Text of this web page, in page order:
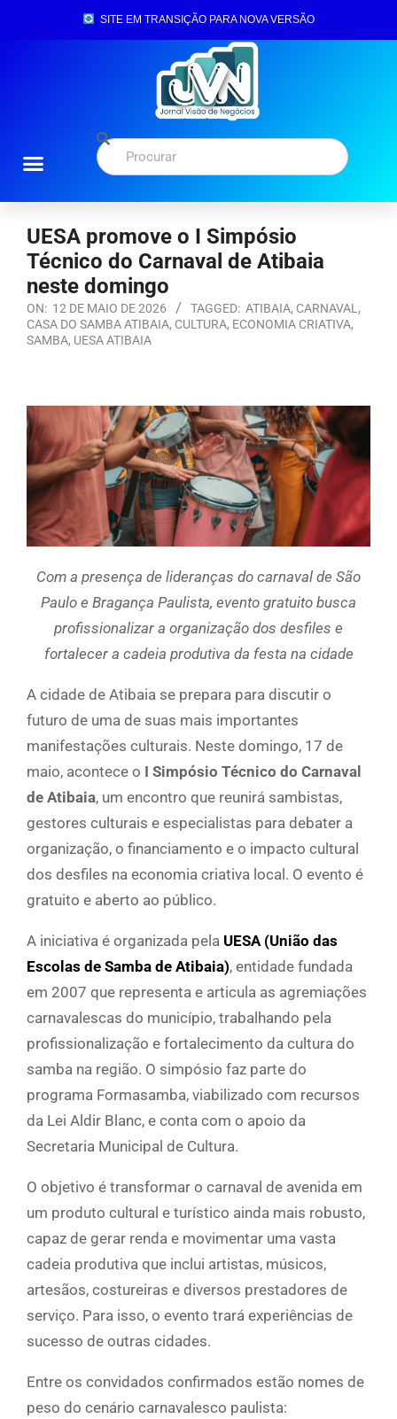
SITE EM TRANSIÇÃO PARA NOVA VERSÃO
UESA promove o I Simpósio
Técnico do Carnaval de Atibaia
neste domingo
ON: 12 DE MAIO DE 2026 TAGGED: ATIBAIA, CARNAVAL ,
CASA DO SAMBA ATIBAIA, CULTURA, ECONOMIA CRIATIVA,
SAMBA, UESA ATIBAIA
Com a presença de lideranças do carnaval de São
Paulo e Bragança Paulista, evento gratuito busca
profissionalizar a organização dos desfiles e
fortalecer a cadeia produtiva da festa na cidade
A cidade de Atibaia se prepara para discutir o
futuro de uma de suas mais importantes
manifestações culturais. Neste domingo, 17 de
maio, acontece o I Simpósio Técnico do Carnaval
de Atibaia, um encontro que reunirá sambistas,
gestores culturais e especialistas para debater a
organização, o financiamento e o impacto cultural
dos desfiles na economia criativa local. O evento é
gratuito e aberto ao público.
A iniciativa é organizada pela UESA (União das
Escolas de Samba de Atibaia), entidade fundada
em 2007 que representa e articula as agremiações
carnavalescas do município, trabalhando pela
profissionalização e fortalecimento da cultura do
samba na região. O simpósio faz parte do
programa Formasamba, viabilizado com recursos
da Lei Aldir Blanc, e conta com o apoio da
Secretaria Municipal de Cultura.
O objetivo é transformar o carnaval de avenida em
um produto cultural e turístico ainda mais robusto,
capaz de gerar renda e movimentar uma vasta
cadeia produtiva que inclui artistas, músicos,
artesãos, costureiras e diversos prestadores de
serviço. Para isso, o evento trará experiências de
sucesso de outras cidades.
Entre os convidados confirmados estão nomes de
peso do cenário carnavalesco paulista: